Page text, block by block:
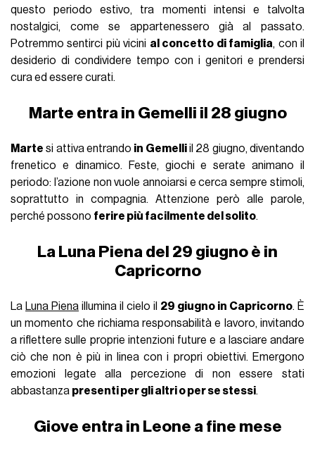
questo periodo estivo, tra momenti intensi e talvolta
nostalgici, come se appartenessero già al passato.
Potremmo sentirci più vicini al concetto di famiglia, con il
desiderio di condividere tempo con i genitori e prendersi
cura ed essere curati.
Marte entra in Gemelli il 28 giugno
Marte si attiva entrando in Gemelliil 28 giugno, diventando
frenetico e dinamico. Feste, giochi e serate animano il
periodo: l’azione non vuole annoiarsi e cerca sempre stimoli,
soprattutto in compagnia. Attenzione però alle parole,
perché possono ferire più facilmente del solito.
La Luna Piena del 29 giugno è in
Capricorno
La Luna Piena illumina il cielo il 29 giugno in Capricorno. È
un momento che richiama responsabilità e lavoro, invitando
a riflettere sulle proprie intenzioni future e a lasciare andare
ciò che non è più in linea con i propri obiettivi. Emergono
emozioni legate alla percezione di non essere stati
abbastanza presenti per gli altri o per se stessi.
Giove entra in Leone a fine mese